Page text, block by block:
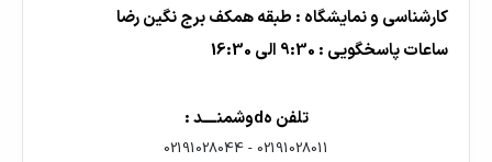
کارشناسی و نمایشگاه : طبقه همکف برج نگین رضا
ساعات پاسخگویی : 9:30 الی 16:30
تلفن هdوشمنــــد :
02191028011
-
02191028044